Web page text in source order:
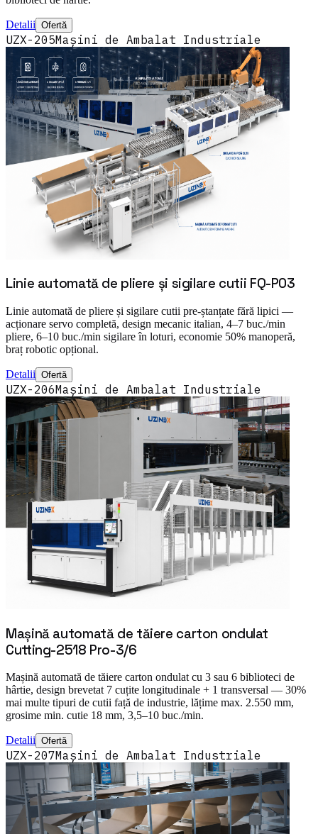
Detalii Ofertă
UZX-205Mașini de Ambalat Industriale
Linie automată de pliere și sigilare cutii FQ-P03
Linie automată de pliere și sigilare cutii pre-ștanțate fără lipici —
acționare servo completă, design mecanic italian, 4–7 buc./min
pliere, 6–10 buc./min sigilare în loturi, economie 50% manoperă,
braț robotic opțional.
Detalii Ofertă
UZX-206Mașini de Ambalat Industriale
Mașină automată de tăiere carton ondulat
Cutting-2518 Pro-3/6
Mașină automată de tăiere carton ondulat cu 3 sau 6 biblioteci de
hârtie, design brevetat 7 cuțite longitudinale + 1 transversal — 30%
mai multe tipuri de cutii față de industrie, lățime max. 2.550 mm,
grosime min. cutie 18 mm, 3,5–10 buc./min.
Detalii Ofertă
UZX-207Mașini de Ambalat Industriale